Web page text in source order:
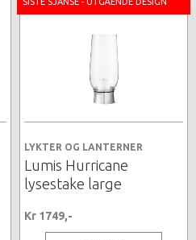
LYKTER OG LANTERNER
Lumis Hurricane
lysestake large
Kr 1749,-